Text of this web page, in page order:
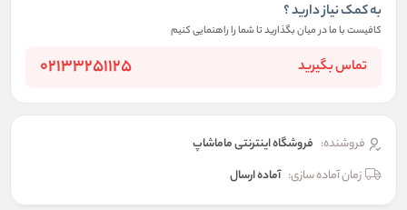
به کمک نیاز دارید ؟
کافیست با ما در میان بگذارید تا شما را راهنمایی کنیم
تماس بگیرید 02133251125
فروشنده: فروشگاه اینترنتی ماماشاپ
زمان آماده سازی: آماده ارسال